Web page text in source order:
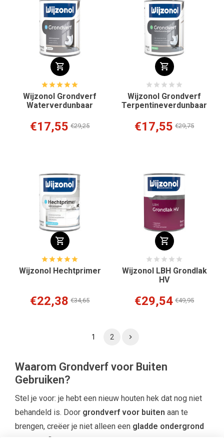
Wijzonol Grondverf
Waterverdunbaar
€17,55 €29,25
Wijzonol Grondverf
Terpentineverdunbaar
€17,55 €29,75
Wijzonol Hechtprimer
€22,38 €34,65
Wijzonol LBH Grondlak
HV
€29,54 €49,95
1 2
Waarom Grondverf voor Buiten
Gebruiken?
Stel je voor: je hebt een nieuw houten hek dat nog niet
behandeld is. Door grondverf voor buiten aan te
brengen, creëer je niet alleen een gladde ondergrond
voor de aflak, maar zorg je ook voor een